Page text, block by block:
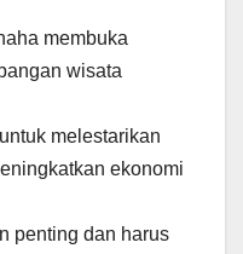
membuka
wisata
melestarikan
ekonomi
penting dan harus